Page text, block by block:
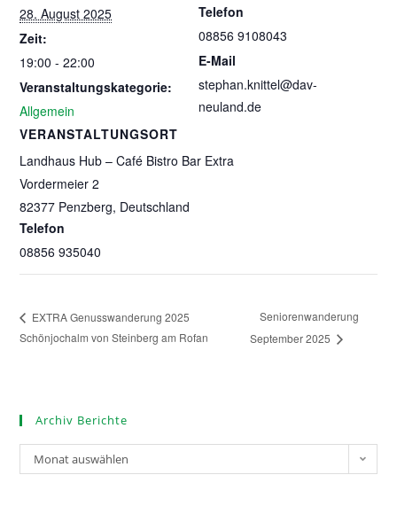
28. August 2025
Zeit:
19:00 - 22:00
Veranstaltungskategorie:
Allgemein
VERANSTALTUNGSORT
Landhaus Hub – Café Bistro Bar Extra
Vordermeier 2
82377 Penzberg, Deutschland
Telefon
08856 935040
Telefon
08856 9108043
E-Mail
stephan.knittel@dav-
neuland.de
EXTRA Genusswanderung 2025
Schönjochalm von Steinberg am Rofan
Seniorenwanderung
September 2025
Archiv Berichte
Monat auswählen